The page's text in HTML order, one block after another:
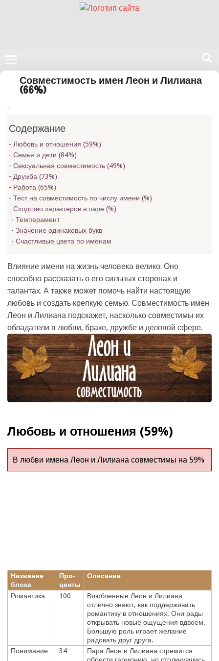
Поиск
сайте
Совместимость имен Леон и Лилиана
(66%)
.
Содержание
Любовь и отношения (59%)
Семья и дети (84%)
Сексуальная совместимость (49%)
Дружба (73%)
Работа (65%)
Тест на совместимость по числу имени (%)
Сходство характеров в паре (%)
Темперамент
Значение одинаковых букв
Счастливые цвета по именам
Влияние имени на жизнь человека велико. Оно
способно рассказать о его сильных сторонах и
талантах. А также может помочь найти настоящую
любовь и создать крепкую семью. Совместимость имен
Леон и Лилиана подскажет, насколько совместимы их
обладатели в любви, браке, дружбе и деловой сфере.
Любовь и отношения (59%)
В любви имена Леон и Лилиана совместимы на 59%
Название
блока
Про-
центы
Описание
Романтика 100
Влюбленные Леон и Лилиана
отлично знают, как поддерживать
романтику в отношениях. Они рады
открывать новые ощущения вдвоем.
Большую роль играет желание
радовать друг друга.
Понимание
34
Пара Леон и Лилиана стремится